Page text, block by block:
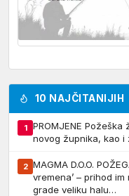
10 NAJČITANIJIH
1
PROMJENE
novog župnika, kao i
2 MAGMA D.O.O.
vremena’ – prihod
grade veliku halu…